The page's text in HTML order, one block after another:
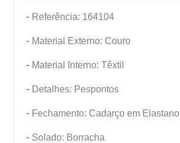
- Referência: 164104
- Material Externo: Couro
- Material Interno: Têxtil
- Detalhes: Pespontos
- Fechamento: Cadarço em Elastano
- Solado: Borracha